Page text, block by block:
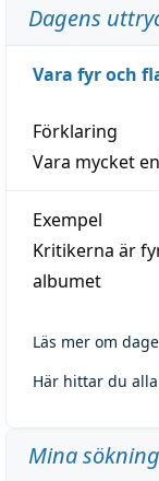
Dagens
Vara fyr och
Förklaring
Vara mycket
Exempel
Kritikerna är
albumet
Läs mer om
Här hittar du
Mina